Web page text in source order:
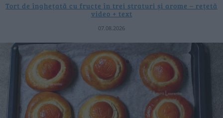
Tort de înghețată cu fructe în trei straturi și arome – rețetă
video + text
07.08.2026